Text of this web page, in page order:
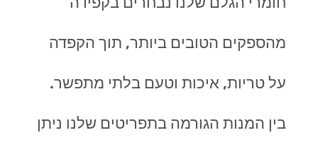
מהספקים הטובים ביותר, תוך הקפדה
על טריות, איכות וטעם בלתי מתפשר.
בין המנות הגורמה בתפריטים שלנו ניתן